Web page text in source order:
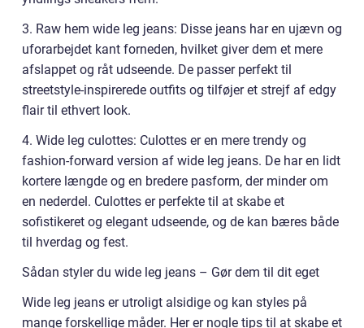
3. Raw hem wide leg jeans: Disse jeans har en ujævn og
uforarbejdet kant forneden, hvilket giver dem et mere
afslappet og råt udseende. De passer perfekt til
streetstyle-inspirerede outfits og tilføjer et strejf af edgy
flair til ethvert look.
4. Wide leg culottes: Culottes er en mere trendy og
fashion-forward version af wide leg jeans. De har en lidt
kortere længde og en bredere pasform, der minder om
en nederdel. Culottes er perfekte til at skabe et
sofistikeret og elegant udseende, og de kan bæres både
til hverdag og fest.
Sådan styler du wide leg jeans – Gør dem til dit eget
Wide leg jeans er utroligt alsidige og kan styles på
mange forskellige måder. Her er nogle tips til at skabe et